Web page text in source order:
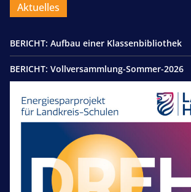
Aktuelles
BERICHT: Aufbau einer Klassenbibliothek
BERICHT: Vollversammlung-Sommer-2026